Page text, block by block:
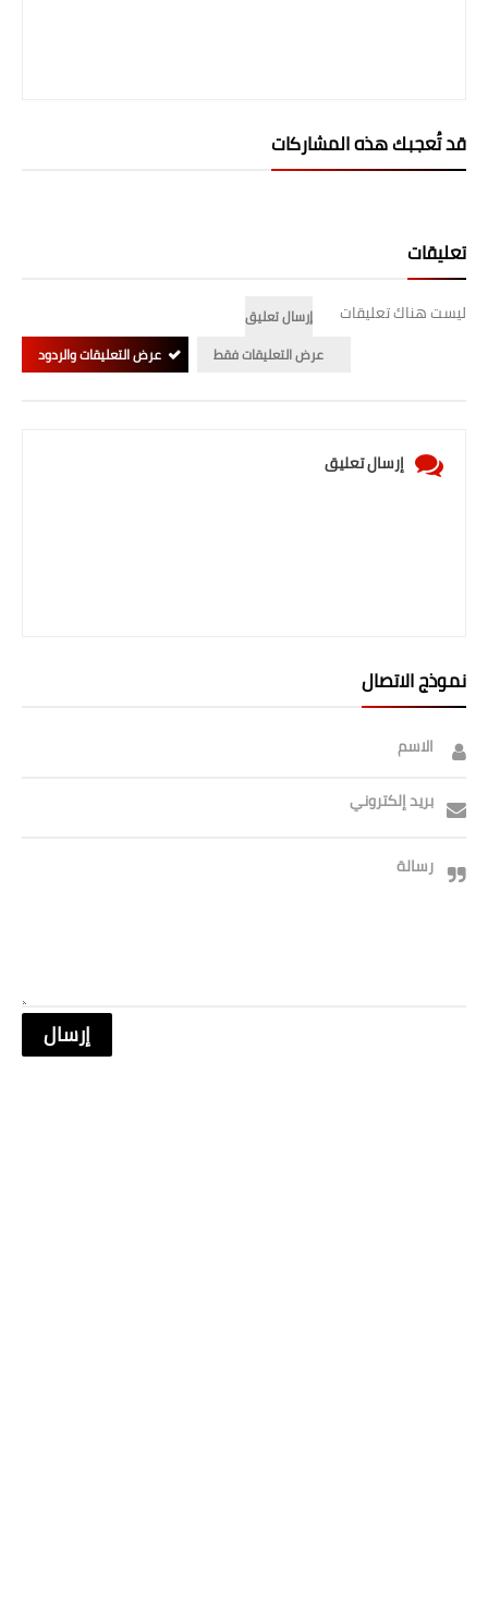
قد تُعجبك هذه المشاركات
تعليقات
ليست هناك تعليقات
إرسال تعليق
عرض التعليقات فقط
عرض التعليقات والردود
إرسال تعليق
نموذج الاتصال
الاسم
بريد إلكتروني
رسالة